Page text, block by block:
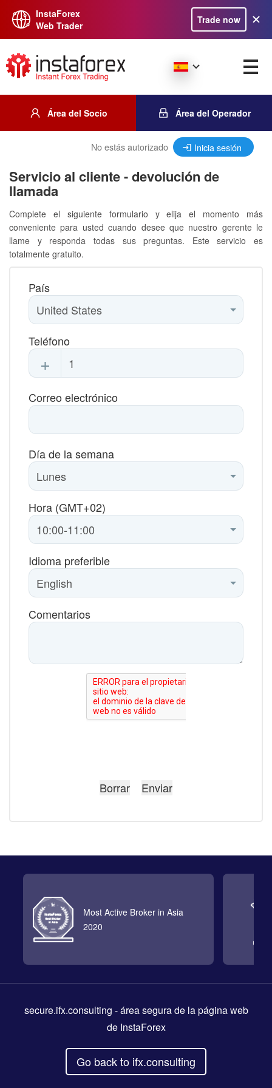
InstaForex
Web Trader
Trade now
Área del Socio Área del Operador
No estás autorizado Inicia sesión
Servicio al cliente - devolución de
llamada
Complete el siguiente formulario y elija el momento más
conveniente para usted cuando desee que nuestro gerente le
llame y responda todas sus preguntas. Este servicio es
totalmente gratuito.
País
Teléfono
+
Correo electrónico
Día de la semana
Hora (GMT+02)
Idioma preferible
Comentarios
Most Active Broker in Asia
2020
secure.ifx.consulting - área segura de la página web
de InstaForex
Go back to ifx.consulting